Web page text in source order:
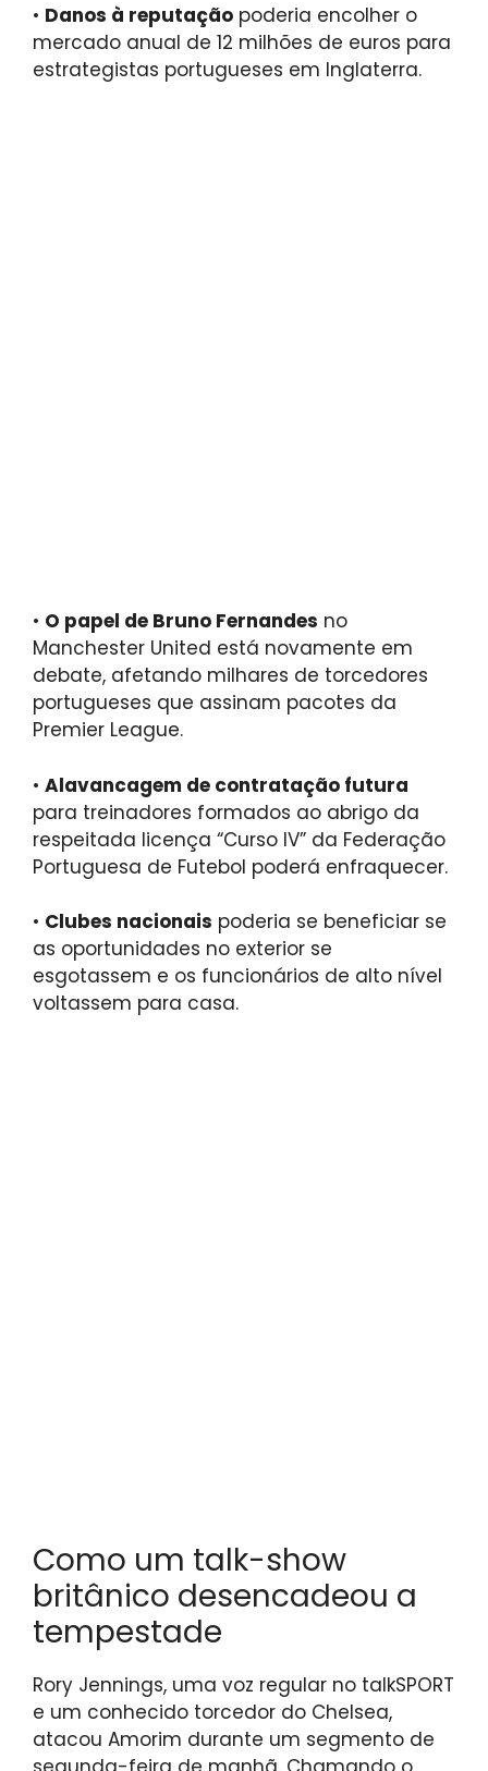
• Danos à reputação poderia encolher o
mercado anual de 12 milhões de euros para
estrategistas portugueses em Inglaterra.
• O papel de Bruno Fernandes no
Manchester United está novamente em
debate, afetando milhares de torcedores
portugueses que assinam pacotes da
Premier League.
• Alavancagem de contratação futura
para treinadores formados ao abrigo da
respeitada licença “Curso IV” da Federação
Portuguesa de Futebol poderá enfraquecer.
• Clubes nacionais poderia se beneficiar se
as oportunidades no exterior se
esgotassem e os funcionários de alto nível
voltassem para casa.
Como um talk-show
britânico desencadeou a
tempestade
Rory Jennings, uma voz regular no talkSPORT
e um conhecido torcedor do Chelsea,
atacou Amorim durante um segmento de